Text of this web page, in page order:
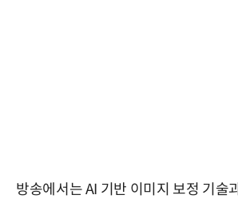
방송에서는 AI 기반 이미지 보정 기술